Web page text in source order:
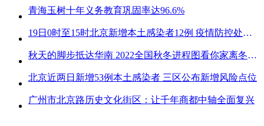
青海玉树十年义务教育巩固率达96.6%
19日0时至15时北京新增本土感染者12例 疫情防控处关键时刻
秋天的脚步抵达华南 2022全国秋冬进程图看你家离冬天有多远
北京近两日新增53例本土感染者 三区公布新增风险点位
广州市北京路历史文化街区：让千年商都中轴全面复兴